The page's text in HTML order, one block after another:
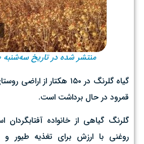
منتشر شده در تاریخ سه‌شنبه ۱۰ تیر ۱۴۰۴
گیاه گلرنگ در ۱۵۰ هکتار از
قمرود در حال برداشت است.
گلرنگ گیاهی از خانواده
روغنی با ارزش برای تغذیه طیور